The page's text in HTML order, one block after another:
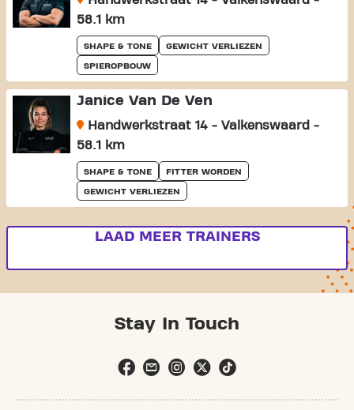
58.1 km
SHAPE & TONE GEWICHT VERLIEZEN
SPIEROPBOUW
Janice Van De Ven
Handwerkstraat 14 - Valkenswaard -
58.1 km
SHAPE & TONE FITTER WORDEN
GEWICHT VERLIEZEN
LAAD MEER TRAINERS
Stay In Touch